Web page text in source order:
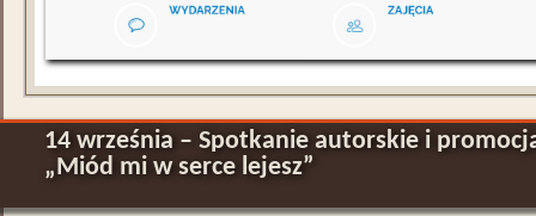
14 września – Spotkanie autorskie i
„Miód mi w serce lejesz”